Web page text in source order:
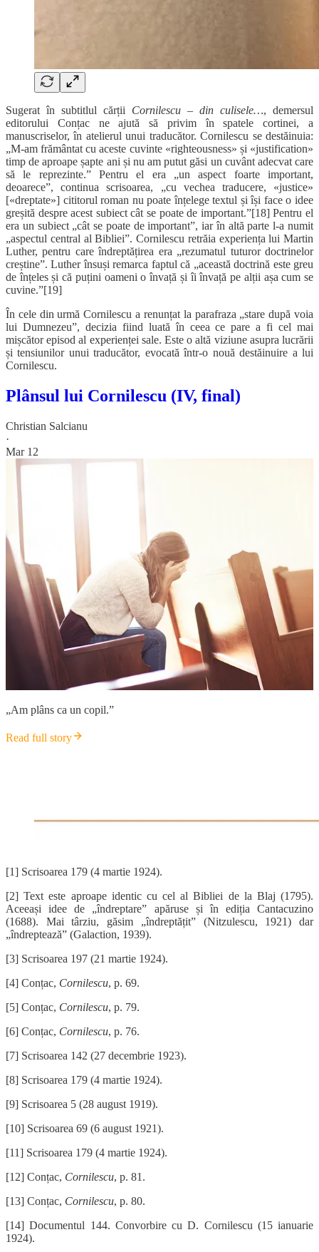
Sugerat în subtitlul cărții Cornilescu – din culisele…, demersul
editorului Conțac ne ajută să privim în spatele cortinei, a
manuscriselor, în atelierul unui traducător. Cornilescu se destăinuia:
„M-am frământat cu aceste cuvinte «righteousness» și «justification»
timp de aproape șapte ani și nu am putut găsi un cuvânt adecvat care
să le reprezinte.” Pentru el era „un aspect foarte important,
deoarece”, continua scrisoarea, „cu vechea traducere, «justice»
[«dreptate»] cititorul roman nu poate înțelege textul și își face o idee
greșită despre acest subiect cât se poate de important.”[18] Pentru el
era un subiect „cât se poate de important”, iar în altă parte l-a numit
„aspectul central al Bibliei”. Cornilescu retrăia experiența lui Martin
Luther, pentru care îndreptățirea era „rezumatul tuturor doctrinelor
creștine”. Luther însuși remarca faptul că „această doctrină este greu
de înțeles și că puțini oameni o învață și îi învață pe alții așa cum se
cuvine.”[19]
În cele din urmă Cornilescu a renunțat la parafraza „stare după voia
lui Dumnezeu”, decizia fiind luată în ceea ce pare a fi cel mai
mișcător episod al experienței sale. Este o altă viziune asupra lucrării
și tensiunilor unui traducător, evocată într-o nouă destăinuire a lui
Cornilescu.
Plânsul lui Cornilescu (IV, final)
Christian Salcianu
·
Mar 12
„Am plâns ca un copil.”
Read full story
[1] Scrisoarea 179 (4 martie 1924).
[2] Text este aproape identic cu cel al Bibliei de la Blaj (1795).
Aceeași idee de „îndreptare” apăruse și în ediția Cantacuzino
(1688). Mai târziu, găsim „îndreptățit” (Nitzulescu, 1921) dar
„îndreptează” (Galaction, 1939).
[3] Scrisoarea 197 (21 martie 1924).
[4] Conțac, Cornilescu, p. 69.
[5] Conțac, Cornilescu, p. 79.
[6] Conțac, Cornilescu, p. 76.
[7] Scrisoarea 142 (27 decembrie 1923).
[8] Scrisoarea 179 (4 martie 1924).
[9] Scrisoarea 5 (28 august 1919).
[10] Scrisoarea 69 (6 august 1921).
[11] Scrisoarea 179 (4 martie 1924).
[12] Conțac, Cornilescu, p. 81.
[13] Conțac, Cornilescu, p. 80.
[14] Documentul 144. Convorbire cu D. Cornilescu (15 ianuarie
1924).